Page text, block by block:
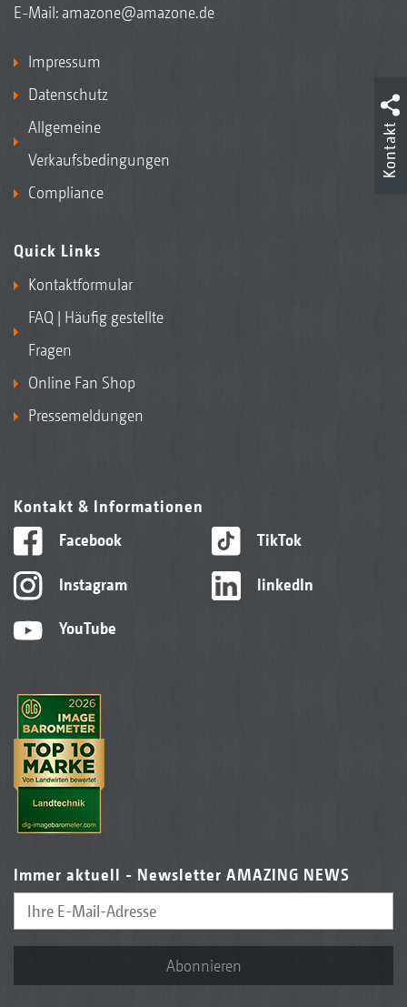
E-Mail: amazone@amazone.de
Impressum
Datenschutz
Allgemeine
Verkaufsbedingungen
Compliance
Quick Links
Kontaktformular
FAQ | Häufig gestellte
Fragen
Online Fan Shop
Pressemeldungen
Kontakt & Informationen
Facebook
Instagram
YouTube
TikTok
linkedIn
Immer aktuell - Newsletter AMAZING NEWS
Abonnieren
Kontakt